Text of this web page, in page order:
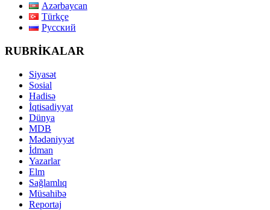
Azərbaycan
Türkçe
Русский
RUBRİKALAR
Siyasət
Sosial
Hadisə
İqtisadiyyat
Dünya
MDB
Mədəniyyət
İdman
Yazarlar
Elm
Sağlamlıq
Müsahibə
Reportaj